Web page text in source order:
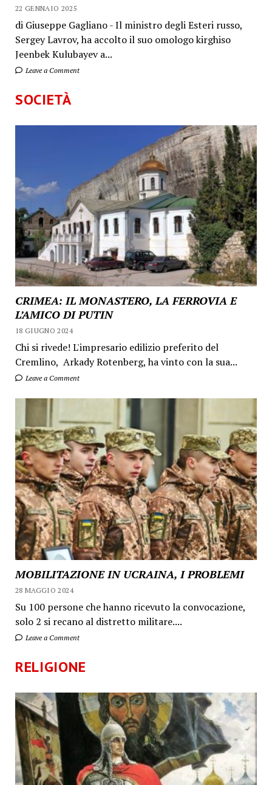
22 GENNAIO 2025
di Giuseppe Gagliano - Il ministro degli Esteri russo,
Sergey Lavrov, ha accolto il suo omologo kirghiso
Jeenbek Kulubayev a...
Leave a Comment
SOCIETÀ
CRIMEA: IL MONASTERO, LA FERROVIA E
L’AMICO DI PUTIN
18 GIUGNO 2024
Chi si rivede! L'impresario edilizio preferito del
Cremlino, Arkady Rotenberg, ha vinto con la sua...
Leave a Comment
MOBILITAZIONE IN UCRAINA, I PROBLEMI
28 MAGGIO 2024
Su 100 persone che hanno ricevuto la convocazione,
solo 2 si recano al distretto militare....
Leave a Comment
RELIGIONE